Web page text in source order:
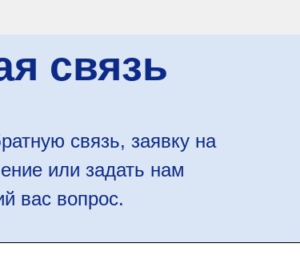
связь
связь, заявку на
или задать нам
вас вопрос.